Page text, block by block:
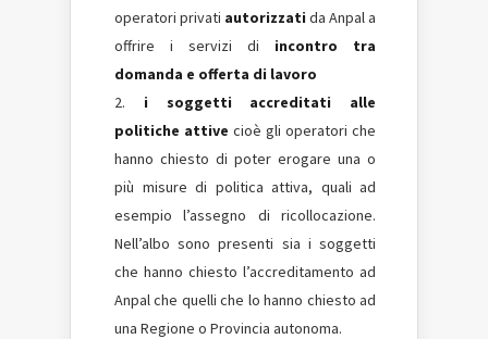
operatori privati autorizzati da Anpal a
offrire i servizi di incontro tra
domanda e offerta di lavoro
i soggetti accreditati alle
politiche attive cioè gli operatori che
hanno chiesto di poter erogare una o
più misure di politica attiva, quali ad
esempio l’assegno di ricollocazione.
Nell’albo sono presenti sia i soggetti
che hanno chiesto l’accreditamento ad
Anpal che quelli che lo hanno chiesto ad
una Regione o Provincia autonoma.